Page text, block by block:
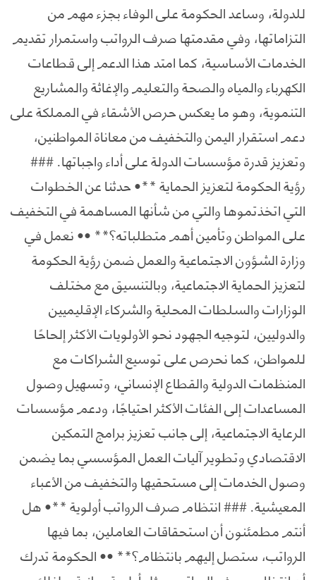
للدولة، وساعد الحكومة على الوفاء بجزء مهم من
التزاماتها، وفي مقدمتها صرف الرواتب واستمرار تقديم
الخدمات الأساسية، كما امتد هذا الدعم إلى قطاعات
الكهرباء والمياه والصحة والتعليم والإغاثة والمشاريع
التنموية، وهو ما يعكس حرص الأشقاء في المملكة على
دعم استقرار اليمن والتخفيف من معاناة المواطنين،
وتعزيز قدرة مؤسسات الدولة على أداء واجباتها. ###
رؤية الحكومة لتعزيز الحماية **• حدثنا عن الخطوات
التي اتخذتموها والتي من شأنها المساهمة في التخفيف
على المواطن وتأمين أهم متطلباته؟** •• نعمل في
وزارة الشؤون الاجتماعية والعمل ضمن رؤية الحكومة
لتعزيز الحماية الاجتماعية، وبالتنسيق مع مختلف
الوزارات والسلطات المحلية والشركاء الإقليميين
والدوليين، لتوجيه الجهود نحو الأولويات الأكثر إلحاحًا
للمواطن، كما نحرص على توسيع الشراكات مع
المنظمات الدولية والقطاع الإنساني، وتسهيل وصول
المساعدات إلى الفئات الأكثر احتياجًا، ودعم مؤسسات
الرعاية الاجتماعية، إلى جانب تعزيز برامج التمكين
الاقتصادي وتطوير آليات العمل المؤسسي بما يضمن
وصول الخدمات إلى مستحقيها والتخفيف من الأعباء
المعيشية. ### انتظام صرف الرواتب أولوية **• هل
أنتم مطمئنون أن استحقاقات العاملين، بما فيها
الرواتب، ستصل إليهم بانتظام؟** •• الحكومة تدرك